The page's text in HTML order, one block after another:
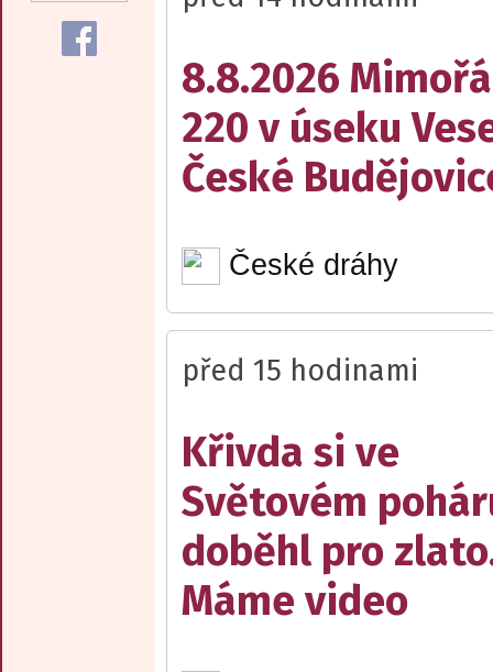
8.8.2026
220 v úseku
České
České dráhy
před 15 hodinami
Křivda si ve
Světovém
doběhl pro
Máme video